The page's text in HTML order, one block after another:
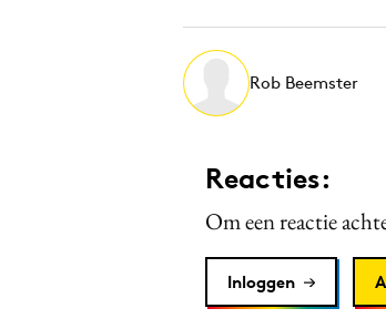
Rob Beemster
Reacties:
Om een reactie
Inloggen